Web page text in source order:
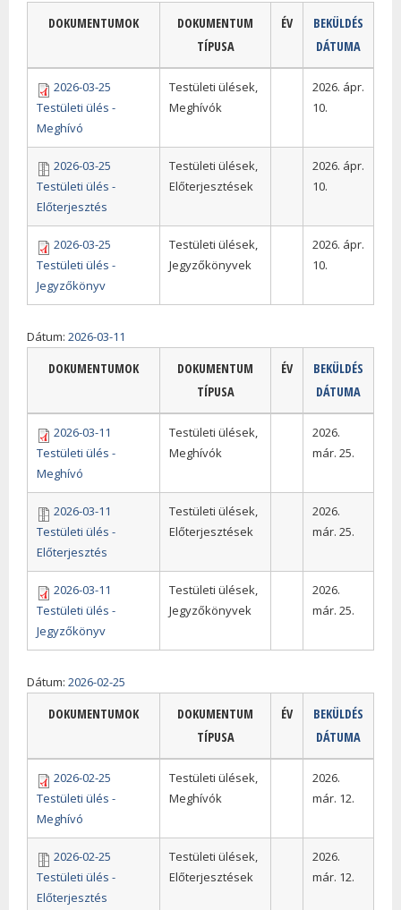
DOKUMENTUMOK
DOKUMENTUM
TÍPUSA
ÉV
BEKÜLDÉS
DÁTUMA
2026-03-25
Testületi ülés -
Meghívó
Testületi ülések,
Meghívók
2026. ápr.
10.
2026-03-25
Testületi ülés -
Előterjesztés
Testületi ülések,
Előterjesztések
2026. ápr.
10.
2026-03-25
Testületi ülés -
Jegyzőkönyv
Testületi ülések,
Jegyzőkönyvek
2026. ápr.
10.
Dátum: 2026-03-11
DOKUMENTUMOK
DOKUMENTUM
TÍPUSA
ÉV
BEKÜLDÉS
DÁTUMA
2026-03-11
Testületi ülés -
Meghívó
Testületi ülések,
Meghívók
2026.
már. 25.
2026-03-11
Testületi ülés -
Előterjesztés
Testületi ülések,
Előterjesztések
2026.
már. 25.
2026-03-11
Testületi ülés -
Jegyzőkönyv
Testületi ülések,
Jegyzőkönyvek
2026.
már. 25.
Dátum: 2026-02-25
DOKUMENTUMOK
DOKUMENTUM
TÍPUSA
ÉV
BEKÜLDÉS
DÁTUMA
2026-02-25
Testületi ülés -
Meghívó
Testületi ülések,
Meghívók
2026.
már. 12.
2026-02-25
Testületi ülés -
Előterjesztés
Testületi ülések,
Előterjesztések
2026.
már. 12.